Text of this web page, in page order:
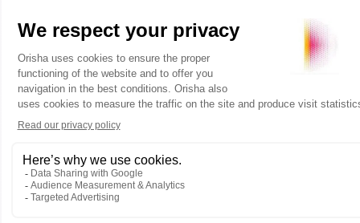
des assortiments
hyper-localisés et des
assortiments
communs, un défi
particulièrement
prononcé en période
de soldes.
C'est ici que